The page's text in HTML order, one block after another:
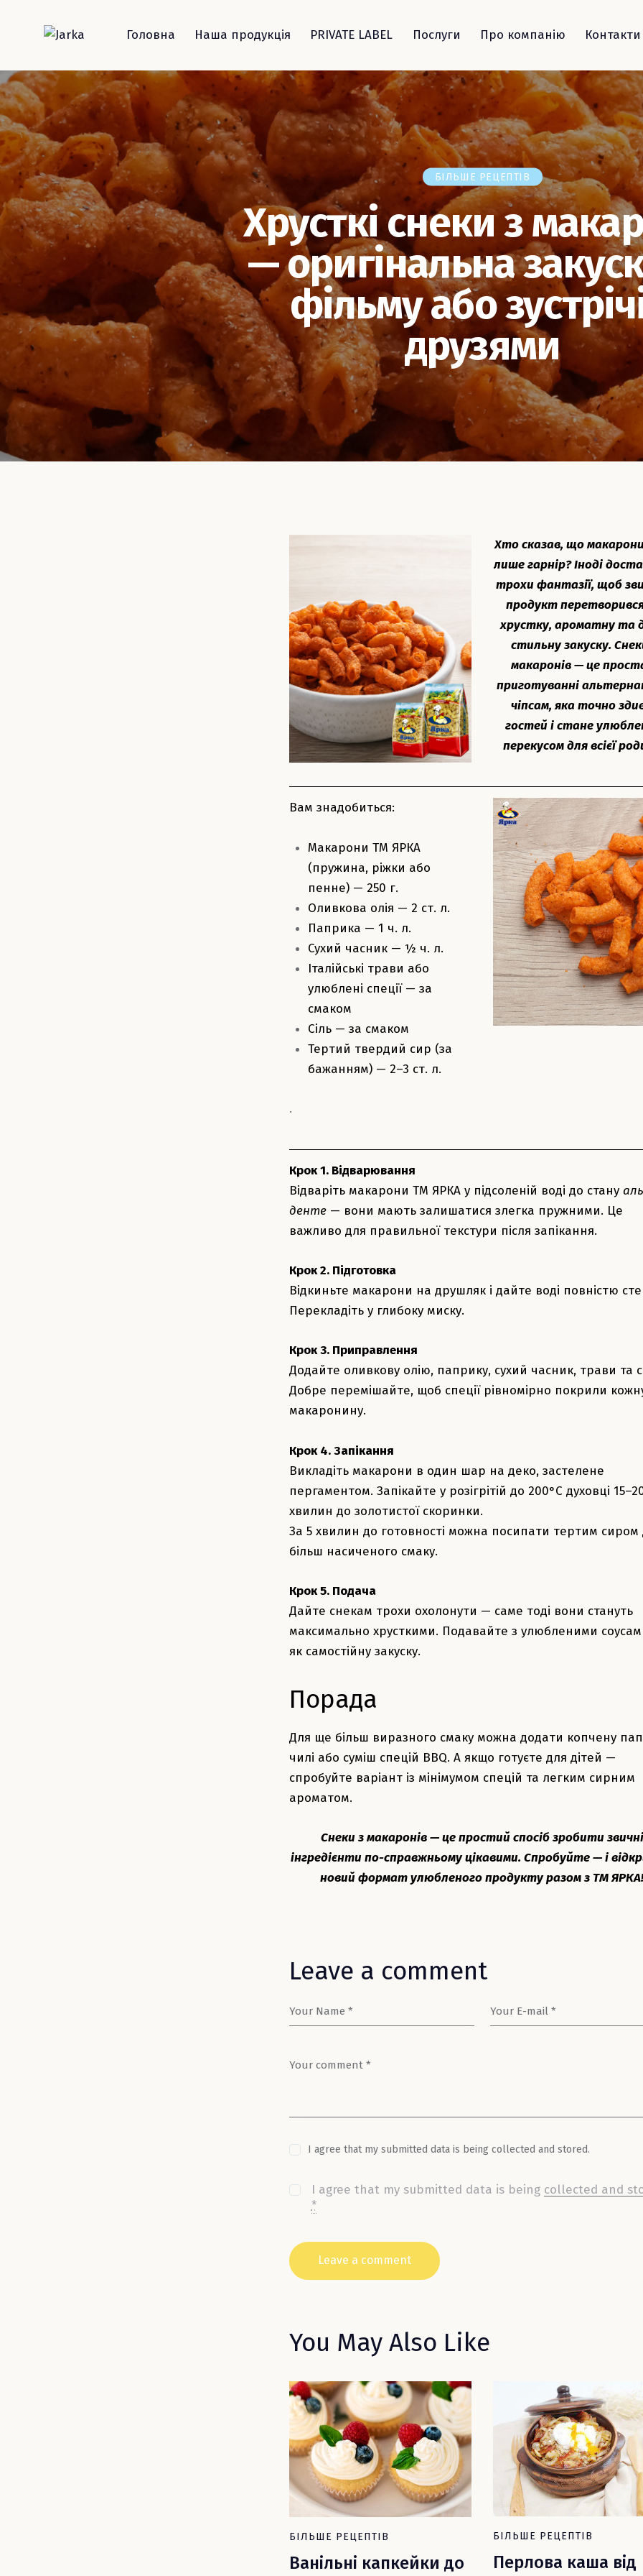
Головна Наша продукція PRIVATE LABEL Послуги Про компанію Контакти
БІЛЬШЕ РЕЦЕПТІВ
Хрусткі снеки з
— оригінальна
фільму або
друзями
Хто сказав, що
лише гарнір? Іноді
трохи фантазії, щоб
продукт
хрустку, ароматну та
стильну закуску.
макаронів — це
приготуванні
чіпсам, яка точно
гостей і стане
перекусом для всієї
Вам знадобиться:
Макарони ТМ ЯРКА
(пружина, ріжки або
пенне) — 250 г.
Оливкова олія — 2 ст. л.
Паприка — 1 ч. л.
Сухий часник — ½ ч. л.
Італійські трави або
улюблені спеції — за
смаком
Сіль — за смаком
Тертий твердий сир (за
бажанням) — 2–3 ст. л.
.
Крок 1. Відварювання
Відваріть макарони ТМ ЯРКА у підсоленій воді до стану
денте — вони мають залишатися злегка пружними. Це
важливо для правильної текстури після запікання.
Крок 2. Підготовка
Відкиньте макарони на друшляк і дайте воді повністю
Перекладіть у глибоку миску.
Крок 3. Приправлення
Додайте оливкову олію, паприку, сухий часник, трави та
Добре перемішайте, щоб спеції рівномірно покрили
макаронину.
Крок 4. Запікання
Викладіть макарони в один шар на деко, застелене
пергаментом. Запікайте у розігрітій до 200°C духовці
хвилин до золотистої скоринки.
За 5 хвилин до готовності можна посипати тертим сиром
більш насиченого смаку.
Крок 5. Подача
Дайте снекам трохи охолонути — саме тоді вони стануть
максимально хрусткими. Подавайте з улюбленими
як самостійну закуску.
Порада
Для ще більш виразного смаку можна додати копчену
чилі або суміш спецій BBQ. А якщо готуєте для дітей —
спробуйте варіант із мінімумом спецій та легким сирним
ароматом.
Снеки з макаронів — це простий спосіб зробити звичні
інгредієнти по-справжньому цікавими. Спробуйте — і
новий формат улюбленого продукту разом з ТМ
Leave a comment
I agree that my submitted data is being collected and stored.
I agree that my submitted data is being collected and
*
You May Also Like
БІЛЬШЕ РЕЦЕПТІВ
Ванільні капкейки до
БІЛЬШЕ РЕЦЕПТІВ
Перлова каша від